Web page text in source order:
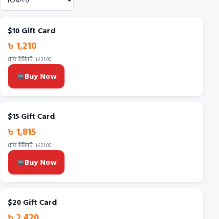
$10 Gift Card
৳ 1,210
প্রতি ইউনিট: ৳121.00
Buy Now
$15 Gift Card
৳ 1,815
প্রতি ইউনিট: ৳121.00
Buy Now
$20 Gift Card